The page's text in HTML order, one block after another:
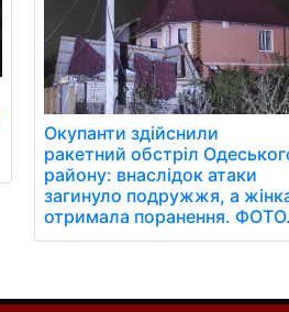
Окупанти здійснили
ракетний обстріл
району: внаслідок атаки
загинуло подружжя, а
отримала поранення. ФОТО.